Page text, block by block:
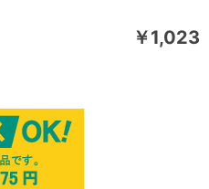
￥1,023